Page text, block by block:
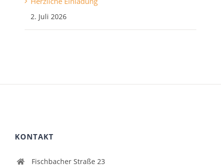
2. Juli 2026
KONTAKT
Fischbacher Straße 23